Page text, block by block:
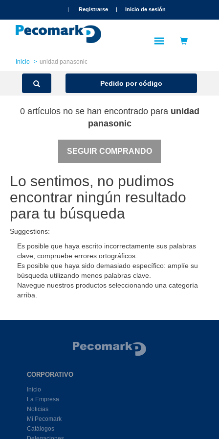
| Registrarse | Inicio de sesión
Inicio unidad panasonic
Pedido por código
0 artículos no se han encontrado para unidad
panasonic
SEGUIR COMPRANDO
Lo sentimos, no pudimos
encontrar ningún resultado
para tu búsqueda
Suggestions:
Es posible que haya escrito incorrectamente sus palabras
clave; compruebe errores ortográficos.
Es posible que haya sido demasiado específico: amplíe su
búsqueda utilizando menos palabras clave.
Navegue nuestros productos seleccionando una categoría
arriba.
CORPORATIVO
Inicio
La Empresa
Noticias
Mi Pecomark
Catálogos